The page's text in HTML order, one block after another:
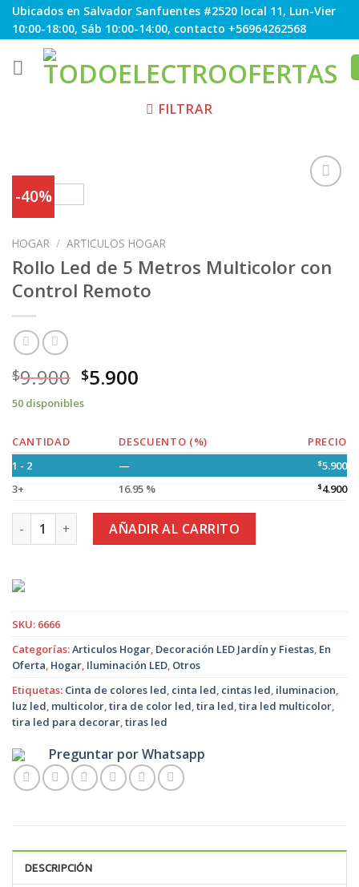
Skip
to
content
Ubicados en Salvador Sanfuentes #2520 local 11, Lun-Vier
10:00-18:00, Sáb 10:00-14:00, contacto +56964262568
FILTRAR
-40%
HOGAR / ARTICULOS HOGAR
Rollo Led de 5 Metros Multicolor con
Control Remoto
$9.900 $5.900
50 disponibles
CANTIDAD DESCUENTO (%)
PRECIO
1 - 2
— $5.900
3+
16.95 % $4.900
Rollo Led de 5 Metros Multicolor con Control Remoto
AÑADIR AL CARRITO
SKU: 6666
Categorías:Articulos Hogar, Decoración LED Jardín y Fiestas, En
Oferta, Hogar, Iluminación LED, Otros
Etiquetas: Cinta de colores led, cinta led, cintas led, iluminacion,
luz led, multicolor,tira de color led,tira led,tira led multicolor,
tira led para decorar,tiras led
Preguntar por Whatsapp
DESCRIPCIÓN